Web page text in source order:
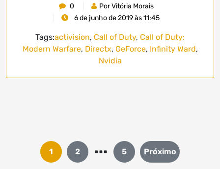
0
Por Vitória Morais
6 de junho de 2019 às 11:45
Tags:activision, Call of Duty, Call of Duty:
Modern Warfare, Directx, GeForce, Infinity Ward,
Nvidia
Paginação
de
1 2 … 5 Próximo